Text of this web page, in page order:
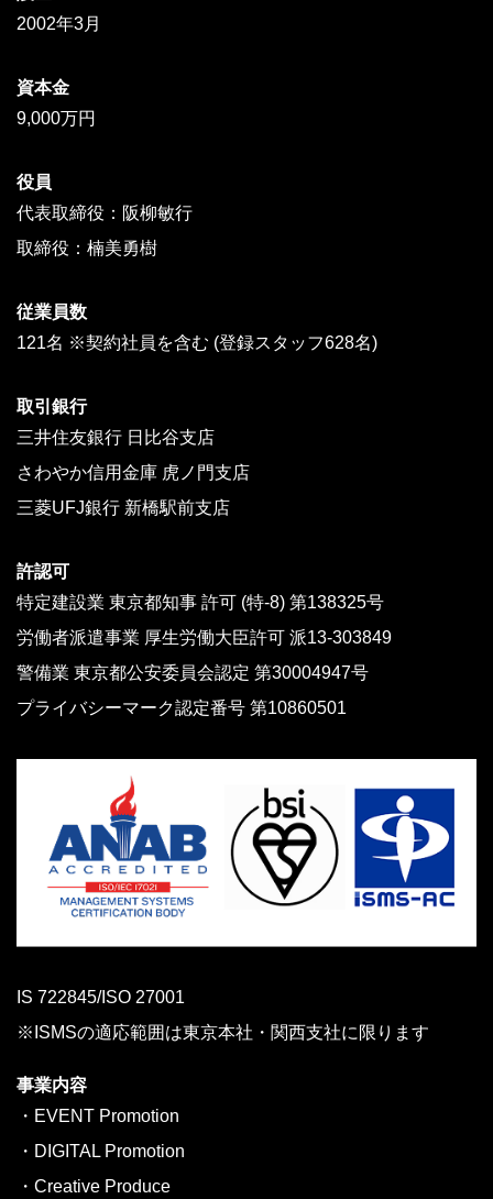
2002年3月
資本金
9,000万円
役員
代表取締役：阪柳敏行
取締役：楠美勇樹
従業員数
121名 ※契約社員を含む (登録スタッフ628名)
取引銀行
三井住友銀行 日比谷支店
さわやか信用金庫 虎ノ門支店
三菱UFJ銀行 新橋駅前支店
許認可
特定建設業 東京都知事 許可 (特-8) 第138325号
労働者派遣事業 厚生労働大臣許可 派13-303849
警備業 東京都公安委員会認定 第30004947号
プライバシーマーク認定番号 第10860501
IS 722845/ISO 27001
※ISMSの適応範囲は東京本社・関西支社に限ります
事業内容
・EVENT Promotion
・DIGITAL Promotion
・Creative Produce